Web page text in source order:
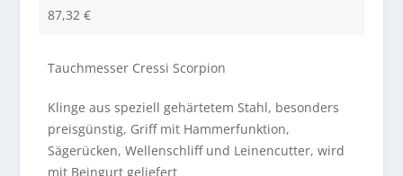
87,32 €
Tauchmesser Cressi Scorpion
Klinge aus speziell gehärtetem Stahl, besonders
preisgünstig, Griff mit Hammerfunktion,
Sägerücken, Wellenschliff und Leinencutter, wird
mit Beingurt geliefert